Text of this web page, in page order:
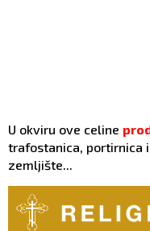
U okviru ove celine
trafostanica, portirnica
zemljište...